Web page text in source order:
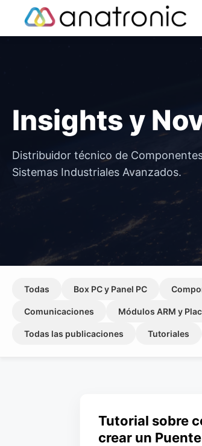
contenido
Componentes Electromecánicos
Insights y
Distribuidor técnico de
Sistemas Industriales Avanzados.
Todas Box PC y Panel PC
Comunicaciones Módulos ARM y
Todas las publicaciones Tutoriales
Tutorial sobre
crear un Puente